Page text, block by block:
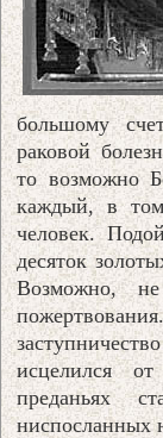
большому
раковой
то возможно
каждый, в том
человек.
десяток
Возможно,
исцелился
преданьях
ниспосланных